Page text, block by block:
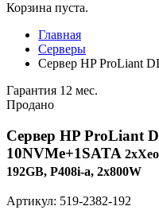
Корзина пуста.
Главная
Серверы
Сервер HP ProLiant
Гарантия 12 мес.
Продано
Сервер HP ProLiant
10NVMe+1SATA
192GB, P408i-a, 2x800W
Артикул: 519-2382-192